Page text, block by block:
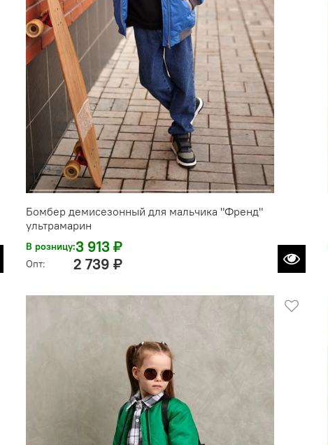
Бомбер демисезонный для мальчика "Френд"
ультрамарин
В розницу:3 913 ₽
Опт: 2 739 ₽